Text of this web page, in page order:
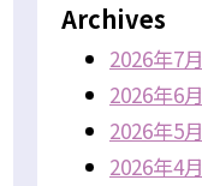
Archives
2026年7月
2026年6月
2026年5月
2026年4月